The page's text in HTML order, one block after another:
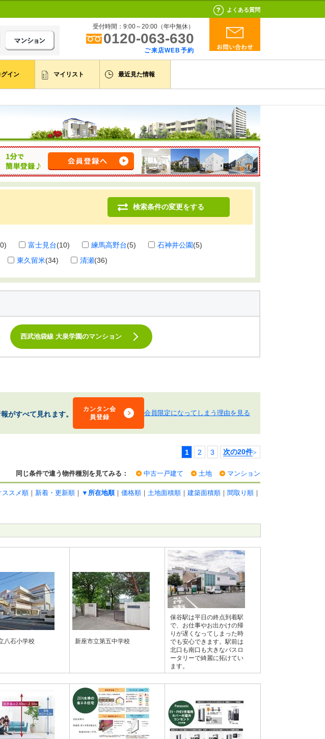
よくある質問
受付時間：9:00～20:00（年中無休）
0120-063-630
ご来店WEB予約
グイン マイリスト 最近見た情報
検索条件の変更をする
富士見台(10) 練馬高野台(5) 石神井公園(5)
東久留米(34) 清瀬(36)
西武池袋線 大泉学園のマンション
がすべて見れます。
カンタン会
員登録
会員限定になってしまう理由を見る
1 2 3 次の20件>
同じ条件で違う物件種別を見てみる： 中古一戸建て 土地 マンション
ススメ順 ｜ 新着・更新順 ｜ ▼所在地順｜ 価格順 ｜ 土地面積順 ｜ 建築面積順 ｜ 間取り順 ｜
八石小学校 新座市立第五中学校
保谷駅は平日の終点到着駅
で、お仕事やお出かけの帰
りが遅くなってしまった時
でも安心できます。駅前は
北口も南口も大きなバスロ
ータリーで綺麗に拓けてい
ます。